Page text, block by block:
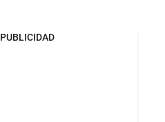
PUBLICIDAD